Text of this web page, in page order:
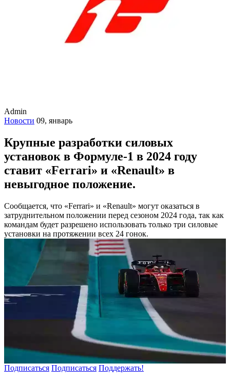
Admin
Новости 09, январь
Крупные разработки силовых
установок в Формуле-1 в 2024 году
ставит «Ferrari» и «Renault» в
невыгодное положение.
Сообщается, что «Ferrari» и «Renault» могут оказаться в
затруднительном положении перед сезоном 2024 года, так как
командам будет разрешено использовать только три силовые
установки на протяжении всех 24 гонок.
Подписаться Подписаться Поддержать!